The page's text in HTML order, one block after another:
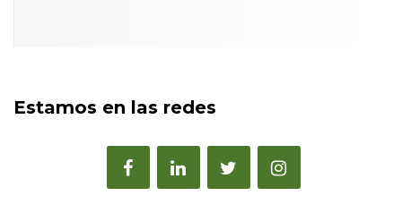
Estamos en las redes